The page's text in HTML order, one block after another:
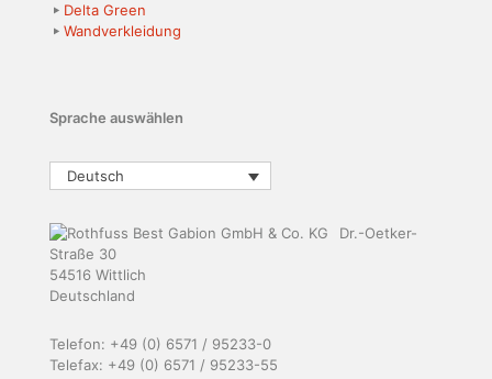
Delta Green
Wandverkleidung
Sprache auswählen
Deutsch
Dr.-Oetker-
Straße 30
54516 Wittlich
Deutschland
Telefon: +49 (0) 6571 / 95233-0
Telefax: +49 (0) 6571 / 95233-55